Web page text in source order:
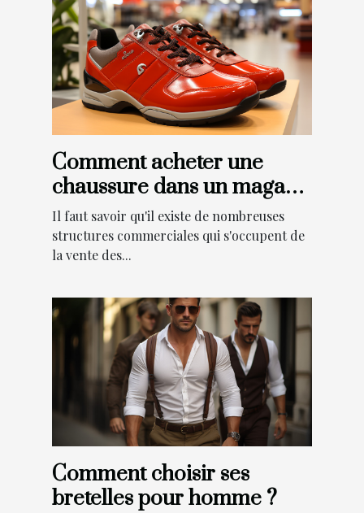
Comment acheter une
chaussure dans un magasin
de chaussures Les Sable
d'Olonne ?
Il faut savoir qu'il existe de nombreuses
structures commerciales qui s'occupent de
la vente des...
Comment choisir ses
bretelles pour homme ?